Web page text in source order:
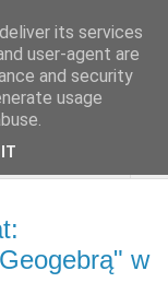
w
its services
user-agent are
and security
usage